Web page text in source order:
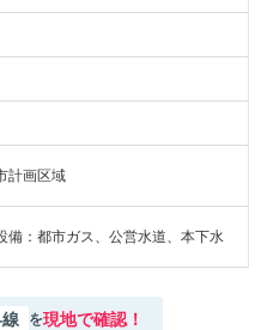
計画区域
：都市ガス、公営水道、本下水
を現地で確認！